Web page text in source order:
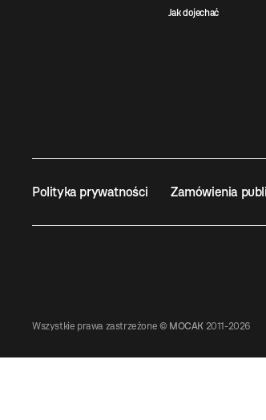
Jak dojechać
Polityka prywatności Zamówienia
Wszystkie prawa zastrzeżone © MOCAK 2011-2026